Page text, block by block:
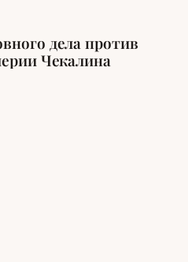
дела против
Чекалина